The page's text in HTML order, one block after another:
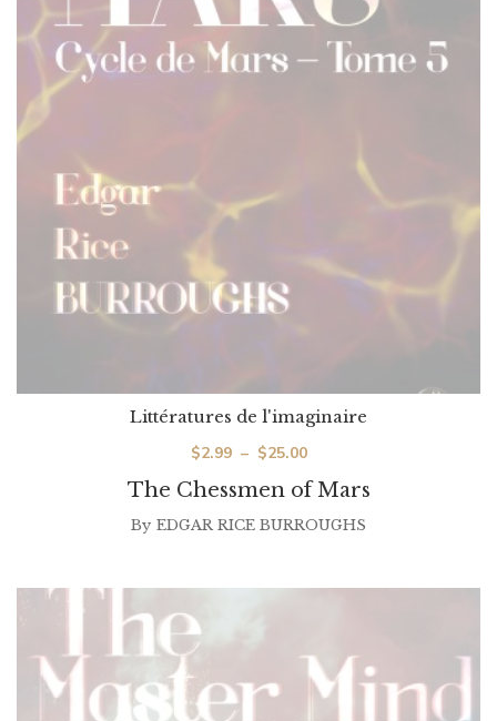
The Chessmen of Mars
Littératures de l'imaginaire
$2.99 – $25.00Plage
de
prix :
By EDGAR RICE BURROUGHS